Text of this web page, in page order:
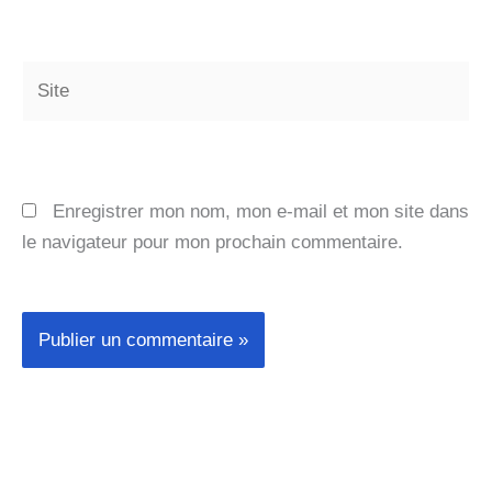
Enregistrer mon nom, mon e-mail et mon site dans
le navigateur pour mon prochain commentaire.